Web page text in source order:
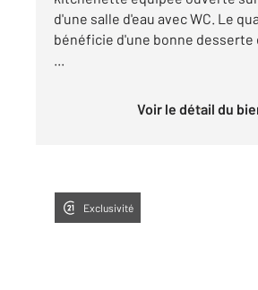
d'une salle d'eau avec WC. Le
bénéficie d'une bonne
...
Voir le détail du
Exclusivité